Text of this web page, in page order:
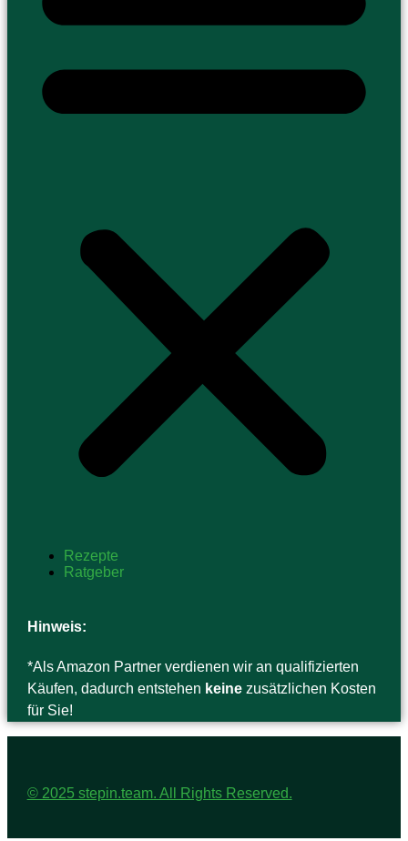
Rezepte
Ratgeber
Hinweis:
*Als Amazon Partner verdienen wir an qualifizierten
Käufen, dadurch entstehen keinezusätzlichen Kosten
für Sie!
© 2025 stepin.team. All Rights Reserved.